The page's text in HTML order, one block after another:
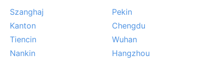
Szanghaj
Pekin
Kanton
Chengdu
Tiencin
Wuhan
Nankin
Hangzhou